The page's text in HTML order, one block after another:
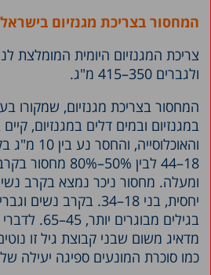
המחסור בצריכת מגנזיום בישראל
ולגברים 350–415 מ"ג.
המחסור בצריכת מגנזיום, שמקורו
במגנזיום ובמים דלים במגנזיום,
ומעלה. מחסור ניכר נמצא בקרב
יחסית, בני 18–34. בקרב
בגילים
מדאיג משום שבני קבוצת גיל זו
כמו סוכרת המונעים ספיגה יעילה של